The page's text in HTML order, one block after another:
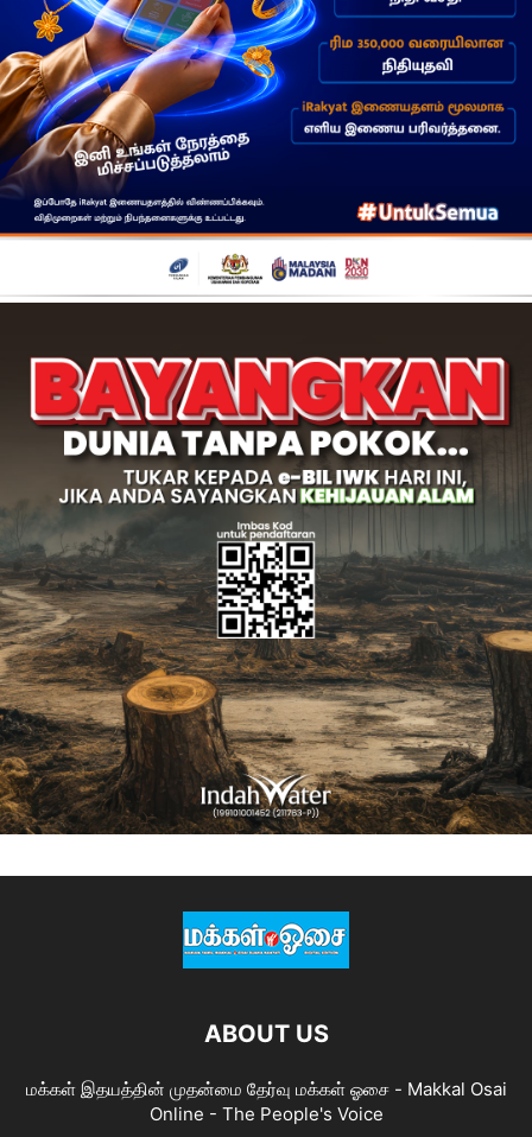
ABOUT US
மக்கள் இதயத்தின் முதன்மை தேர்வு மக்கள் ஓசை - Makkal Osai
Online - The People's Voice